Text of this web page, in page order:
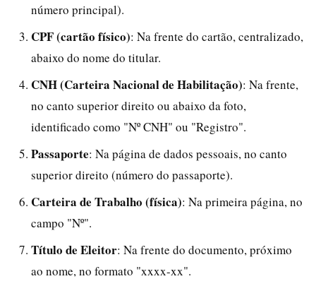
número principal).
CPF (cartão físico): Na frente do cartão, centralizado,
abaixo do nome do titular.
CNH (Carteira Nacional de Habilitação): Na frente,
no canto superior direito ou abaixo da foto,
identificado como "Nº CNH" ou "Registro".
Passaporte: Na página de dados pessoais, no canto
superior direito (número do passaporte).
Carteira de Trabalho (física): Na primeira página, no
campo "Nº".
Título de Eleitor: Na frente do documento, próximo
ao nome, no formato "xxxx-xx".